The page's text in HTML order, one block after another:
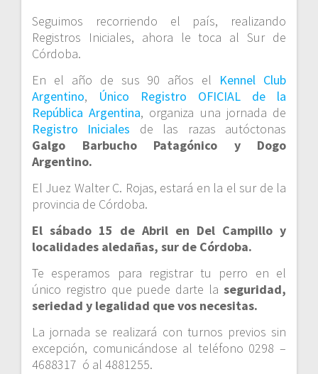
Seguimos recorriendo el país, realizando
Registros Iniciales, ahora le toca al Sur de
Córdoba.
En el año de sus 90 años el Kennel Club
Argentino, Único Registro OFICIAL de la
República Argentina, organiza una jornada de
Registro Iniciales de las razas autóctonas
Galgo Barbucho Patagónico y Dogo
Argentino.
El Juez Walter C. Rojas, estará en la el sur de la
provincia de Córdoba.
El sábado 15 de Abril en Del Campillo y
localidades aledañas, sur de Córdoba.
Te esperamos para registrar tu perro en el
único registro que puede darte la seguridad,
seriedad y legalidad que vos necesitas.
La jornada se realizará con turnos previos sin
excepción, comunicándose al teléfono 0298 –
4688317 ó al 4881255.